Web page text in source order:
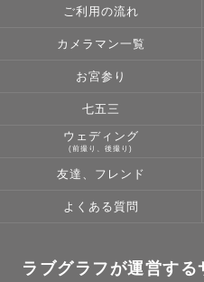
ご利用の流れ
カメラマン一覧
お宮参り
七五三
ウェディング
(前撮り、後撮り)
友達、フレンド
よくある質問
ラブグラフが運営する